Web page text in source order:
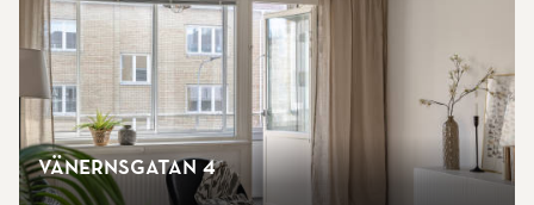
Vänernsgatan 4